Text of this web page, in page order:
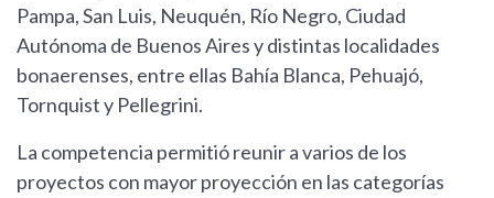
Pampa, San Luis, Neuquén, Río Negro, Ciudad
Autónoma de Buenos Aires y distintas localidades
bonaerenses, entre ellas Bahía Blanca, Pehuajó,
Tornquist y Pellegrini.
La competencia permitió reunir a varios de los
proyectos con mayor proyección en las categorías